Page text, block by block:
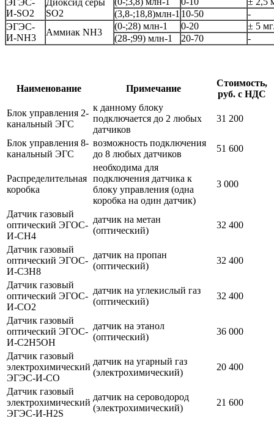
ЭГЭС-
И-SO2
Диоксид серы
SO2
(3,8-;18,8)млн-1 10-50
-
ЭГЭС-
И-NН3
Аммиак NН3
(0-;28) млн-1 0-20
± 5
(28-;99) млн-1
20-70 -
Наименование Примечание
Стоимость,
руб. с НДС
Блок управления 2-
канальный ЭГС
к данному блоку
подключается до 2 любых
датчиков
31 200
Блок управления 8-
канальный ЭГС
возможность подключения
до 8 любых датчиков
51 600
Распределительная
коробка
необходима для
подключения датчика к
блоку управления (одна
коробка на один датчик)
3 000
Датчик газовый
оптический ЭГОС-
И-CH4
датчик на метан
(оптический)
32 400
Датчик газовый
оптический ЭГОС-
И-C3H8
датчик на пропан
(оптический)
32 400
Датчик газовый
оптический ЭГОС-
И-CO2
датчик на углекислый газ
(оптический)
32 400
Датчик газовый
оптический ЭГОС-
И-C2H5OH
датчик на этанол
(оптический)
36 000
Датчик газовый
электрохимический
ЭГЭС-И-CO
датчик на угарный газ
(электрохимический)
20 400
Датчик газовый
электрохимический
ЭГЭС-И-H2S
датчик на сероводород
(электрохимический)
21 600